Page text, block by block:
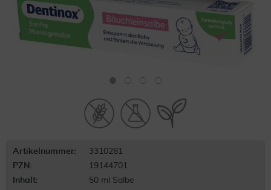
Artikelnummer:
3310281
PZN:
19144701
Inhalt:
50 ml Salbe